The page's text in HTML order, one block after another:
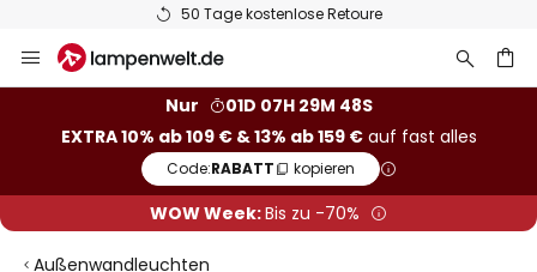
50 Tage kostenlose Retoure
Inhalt
Nur
01D 07H 29M 48S
EXTRA 10% ab 109 € & 13% ab 159 €auf fast alles
Code:RABATT kopieren
WOW Week:Bis zu -70%
Außenwandleuchten